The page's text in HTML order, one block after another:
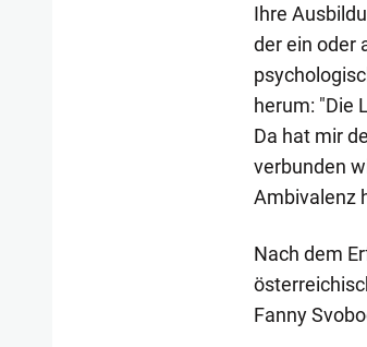
Ihre
der ein oder
herum: "Die
Da hat mir
verbunden
Ambivalenz
Nach dem
Fanny